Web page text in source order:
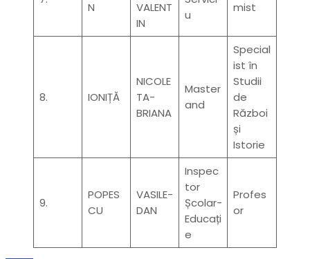
N
VALENT
IN
u
mist
8. IONIȚĂ
NICOLE
TA-
BRIANA
Master
and
Special
ist în
Studii
de
Război
și
Istorie
9.
POPES
CU
VASILE-
DAN
Inspec
tor
Școlar-
Educați
e
Profes
or